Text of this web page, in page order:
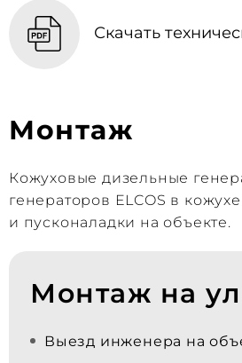
Скачать
Монтаж
Кожуховые дизельные
генераторов ELCOS в
и пусконаладки на объекте.
Монтаж на
Выезд инженера на